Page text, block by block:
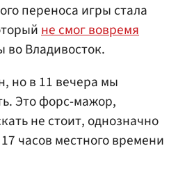
переноса игры стала
не смог вовремя
во Владивосток.
но в 11 вечера мы
Это форс-мажор,
не стоит, однозначно
часов местного времени